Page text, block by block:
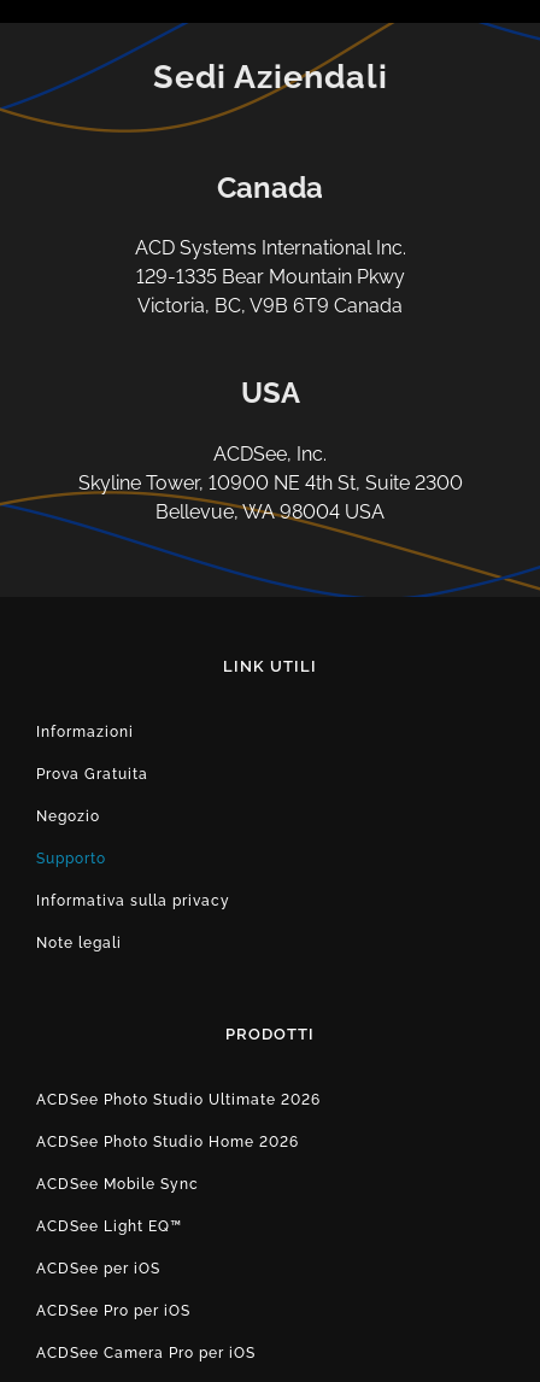
Sedi Aziendali
Canada
ACD Systems International Inc.
129-1335 Bear Mountain Pkwy
Victoria, BC, V9B 6T9 Canada
USA
ACDSee, Inc.
Skyline Tower, 10900 NE 4th St, Suite 2300
Bellevue, WA 98004 USA
LINK UTILI
Informazioni
Prova Gratuita
Negozio
Supporto
Informativa sulla privacy
Note legali
PRODOTTI
ACDSee Photo Studio Ultimate 2026
ACDSee Photo Studio Home 2026
ACDSee Mobile Sync
ACDSee Light EQ™
ACDSee per iOS
ACDSee Pro per iOS
ACDSee Camera Pro per iOS